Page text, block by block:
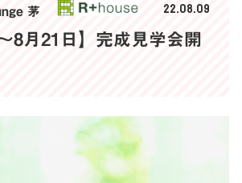
茅 22.08.09
8月21日】完成見学会開